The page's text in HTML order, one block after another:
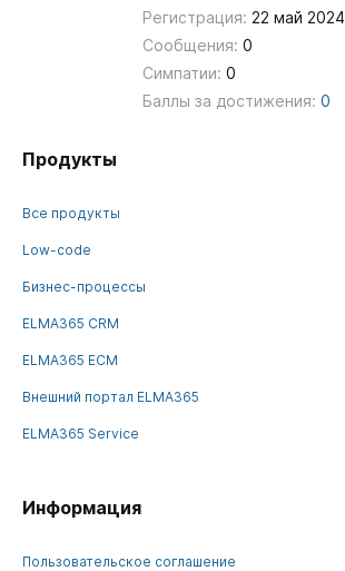
Регистрация: 22 май 2024
Сообщения: 0
Симпатии: 0
Баллы за достижения: 0
Продукты
Все продукты
Low-code
Бизнес-процессы
ELMA365 CRM
ELMA365 ECM
Внешний портал ELMA365
ELMA365 Service
Информация
Пользовательское соглашение